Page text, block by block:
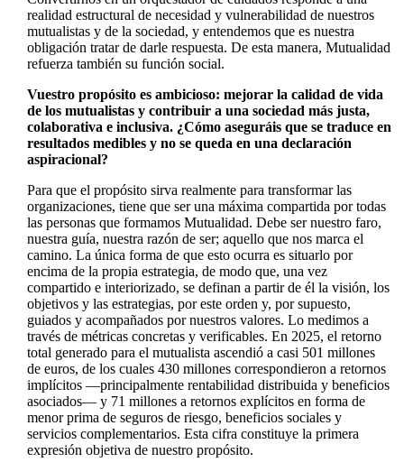
realidad estructural de necesidad y vulnerabilidad de nuestros
mutualistas y de la sociedad, y entendemos que es nuestra
obligación tratar de darle respuesta. De esta manera, Mutualidad
refuerza también su función social.
Vuestro propósito es ambicioso: mejorar la calidad de vida
de los mutualistas y contribuir a una sociedad más justa,
colaborativa e inclusiva. ¿Cómo aseguráis que se traduce en
resultados medibles y no se queda en una declaración
aspiracional?
Para que el propósito sirva realmente para transformar las
organizaciones, tiene que ser una máxima compartida por todas
las personas que formamos Mutualidad. Debe ser nuestro faro,
nuestra guía, nuestra razón de ser; aquello que nos marca el
camino. La única forma de que esto ocurra es situarlo por
encima de la propia estrategia, de modo que, una vez
compartido e interiorizado, se definan a partir de él la visión, los
objetivos y las estrategias, por este orden y, por supuesto,
guiados y acompañados por nuestros valores. Lo medimos a
través de métricas concretas y verificables. En 2025, el retorno
total generado para el mutualista ascendió a casi 501 millones
de euros, de los cuales 430 millones correspondieron a retornos
implícitos —principalmente rentabilidad distribuida y beneficios
asociados— y 71 millones a retornos explícitos en forma de
menor prima de seguros de riesgo, beneficios sociales y
servicios complementarios. Esta cifra constituye la primera
expresión objetiva de nuestro propósito.